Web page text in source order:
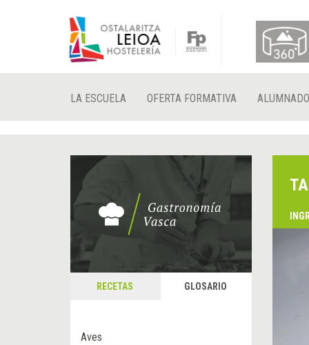
LA ESCUELA OFERTA FORMATIVA ALUMNADO
RECETAS GLOSARIO
Aves